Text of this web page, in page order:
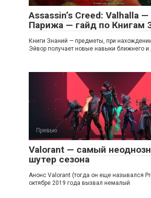
Assassin’s Creed: Valhalla
Парижа — гайд по Книгам
Книги Знаний — предметы, при
Эйвор получает новые навыки ближнего и
Превью
Valorant — самый
шутер сезона
Анонс Valorant (тогда он еще назывался
октябре 2019 года вызвал немалый